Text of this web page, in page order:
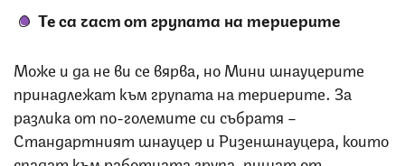
Те са част от групата на териерите
Може и да не ви се вярва, но Мини шнауцерите
принадлежат към групата на териерите. За
разлика от по-големите си събратя –
Стандартният шнауцер и Ризеншнауцера, които